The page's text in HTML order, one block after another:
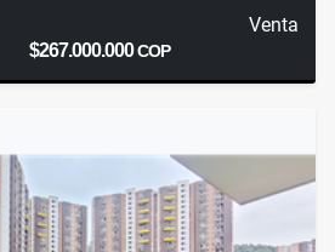
Venta
$267.000.000COP